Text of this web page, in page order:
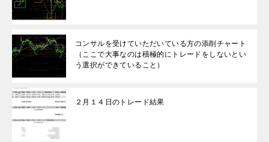
コンサルを受けていただいている方の添削チャート
（ここで大事なのは積極的にトレードをしないとい
う選択ができていること）
２月１４日のトレード結果